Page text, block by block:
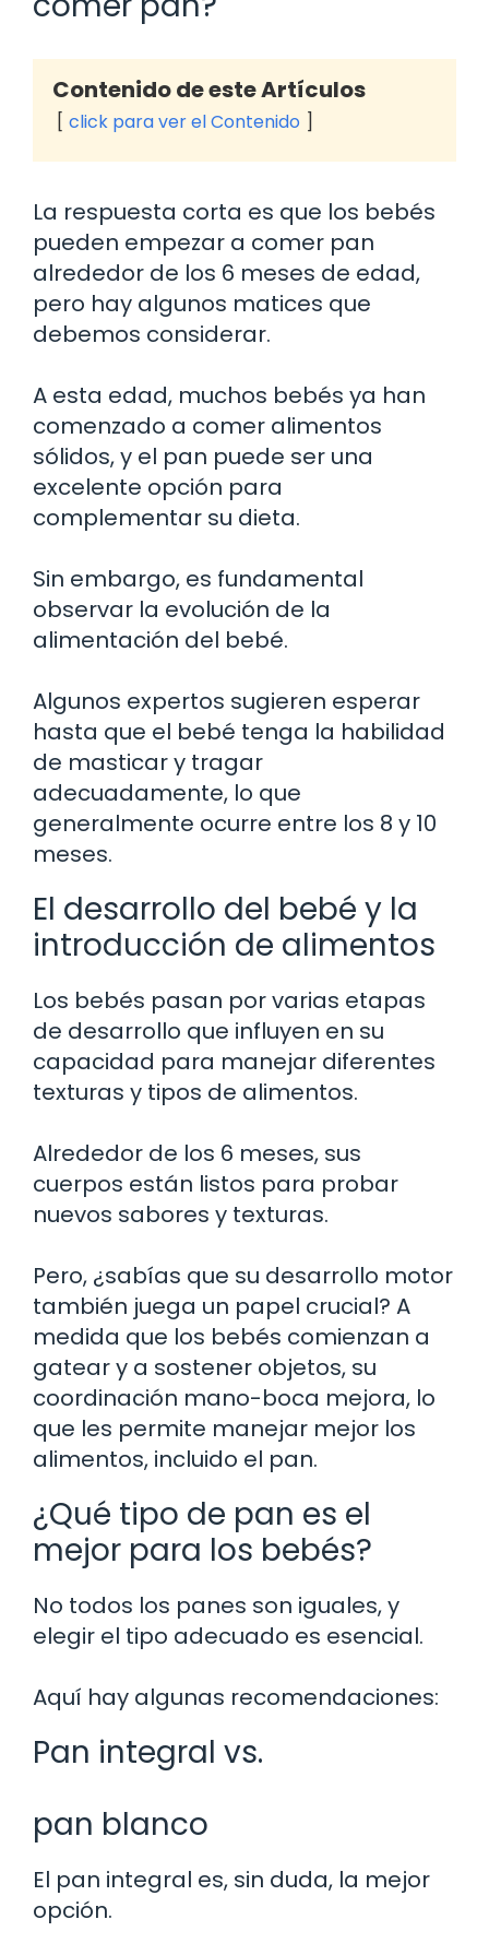
Contenido de este Artículos
click para ver el Contenido
La respuesta corta es que los bebés
pueden empezar a comer pan
alrededor de los 6 meses de edad,
pero hay algunos matices que
debemos considerar.
A esta edad, muchos bebés ya han
comenzado a comer alimentos
sólidos, y el pan puede ser una
excelente opción para
complementar su dieta.
Sin embargo, es fundamental
observar la evolución de la
alimentación del bebé.
Algunos expertos sugieren esperar
hasta que el bebé tenga la habilidad
de masticar y tragar
adecuadamente, lo que
generalmente ocurre entre los 8 y 10
meses.
El desarrollo del bebé y la
introducción de alimentos
Los bebés pasan por varias etapas
de desarrollo que influyen en su
capacidad para manejar diferentes
texturas y tipos de alimentos.
Alrededor de los 6 meses, sus
cuerpos están listos para probar
nuevos sabores y texturas.
Pero, ¿sabías que su desarrollo motor
también juega un papel crucial? A
medida que los bebés comienzan a
gatear y a sostener objetos, su
coordinación mano-boca mejora, lo
que les permite manejar mejor los
alimentos, incluido el pan.
¿Qué tipo de pan es el
mejor para los bebés?
No todos los panes son iguales, y
elegir el tipo adecuado es esencial.
Aquí hay algunas recomendaciones:
Pan integral vs.
pan blanco
El pan integral es, sin duda, la mejor
opción.